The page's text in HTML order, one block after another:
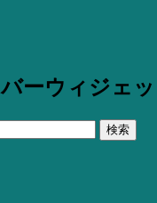
ーウィジェ
検索